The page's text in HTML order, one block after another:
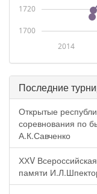
2014
1700
1720
Последние
Открытые
соревнования по
А.К.Савченко
ХХV
памяти